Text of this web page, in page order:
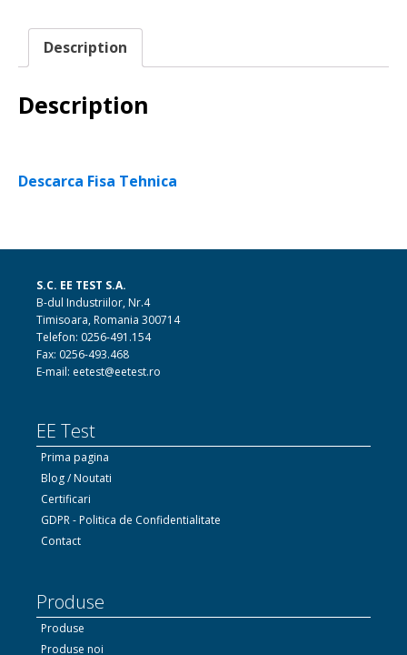
Description
Description
Descarca Fisa Tehnica
S.C. EE TEST S.A.
B-dul Industriilor, Nr.4
Timisoara, Romania 300714
Telefon: 0256-491.154
Fax: 0256-493.468
E-mail: eetest@eetest.ro
EE Test
Prima pagina
Blog / Noutati
Certificari
GDPR - Politica de Confidentialitate
Contact
Produse
Produse
Produse noi